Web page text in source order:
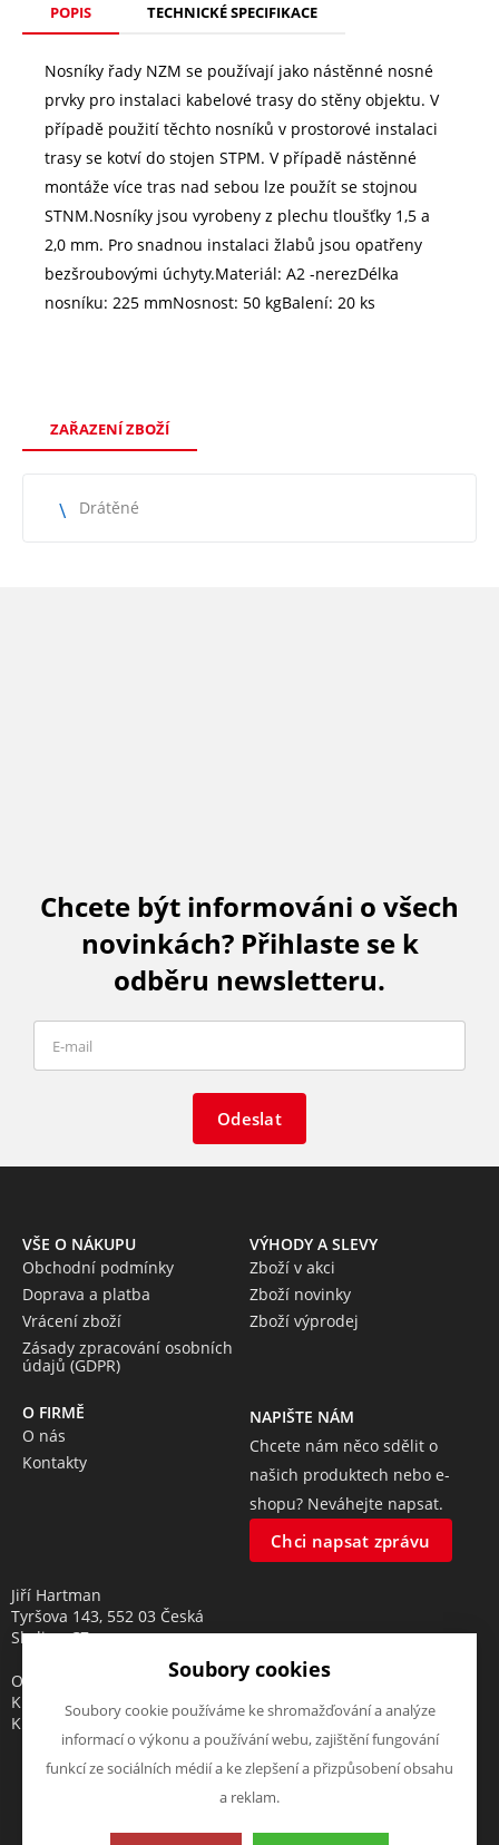
POPIS TECHNICKÉ SPECIFIKACE
Nosníky řady NZM se používají jako nástěnné nosné
prvky pro instalaci kabelové trasy do stěny objektu. V
případě použití těchto nosníků v prostorové instalaci
trasy se kotví do stojen STPM. V případě nástěnné
montáže více tras nad sebou lze použít se stojnou
STNM.Nosníky jsou vyrobeny z plechu tloušťky 1,5 a
2,0 mm. Pro snadnou instalaci žlabů jsou opatřeny
bezšroubovými úchyty.Materiál: A2 -nerezDélka
nosníku: 225 mmNosnost: 50 kgBalení: 20 ks
ZAŘAZENÍ ZBOŽÍ
Drátěné
Chcete být informováni o všech
novinkách? Přihlaste se k
odběru newsletteru.
Odeslat
VŠE O NÁKUPU
Obchodní podmínky
Doprava a platba
Vrácení zboží
Zásady zpracování osobních
údajů (GDPR)
VÝHODY A SLEVY
Zboží v akci
Zboží novinky
Zboží výprodej
O FIRMĚ
O nás
Kontakty
NAPIŠTE NÁM
Chcete nám něco sdělit o
našich produktech nebo e-
shopu? Neváhejte napsat.
Chci napsat zprávu
Jiří Hartman
Tyršova 143, 552 03 Česká
Skalice, CZ
Obchodní rejstřík vedený u
Krajského soudu v Hradci
Králové, oddíl A, vložka 18553
Tato stránka používá soubory cookies. Klikněte pro více
Soubory cookies
Soubory cookie používáme ke shromažďování a analýze
informací o výkonu a používání webu, zajištění fungování
funkcí ze sociálních médií a ke zlepšení a přizpůsobení obsahu
a reklam.